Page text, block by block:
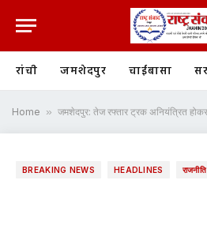
रांची जमशेदपुर चाईबासा
Home » जमशेदपुर: तेज रफ्तार ट्रक अनियंत्रित होकर
BREAKING NEWS HEADLINES राजनीति